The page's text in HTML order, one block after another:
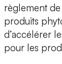
règlement
produits
d’accélérer
pour les